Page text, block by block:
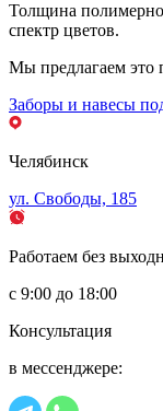
Толщина
спектр цветов.
Мы предлагаем это
Заборы и навесы
Челябинск
ул. Свободы, 185
Работаем без
с 9:00 до 18:00
Консультация
в мессенджере: